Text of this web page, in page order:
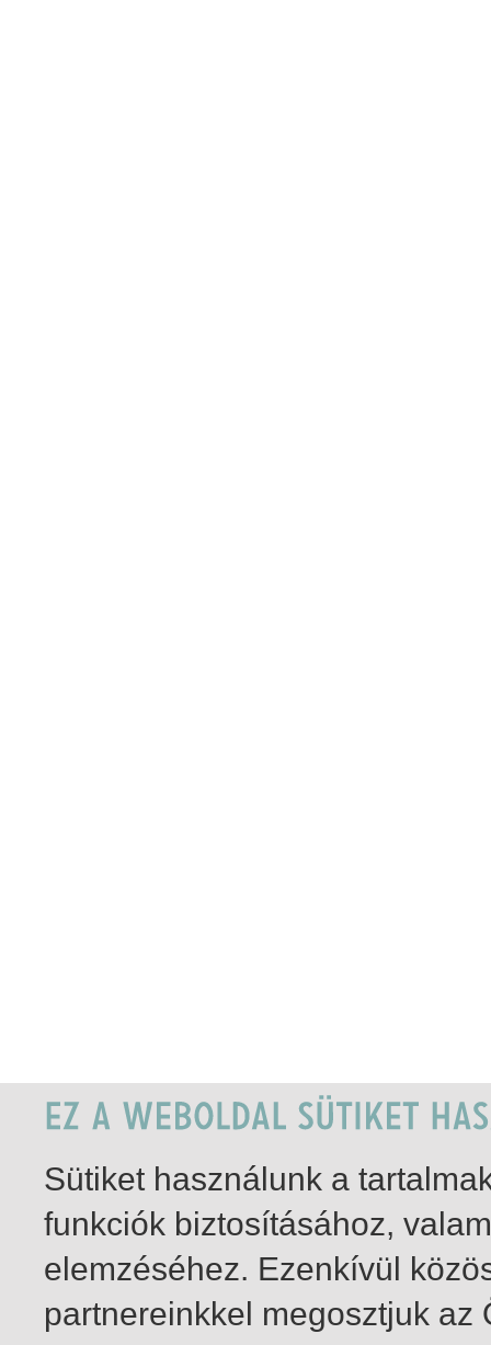
Sütiket használunk a
funkciók biztosításához,
elemzéséhez. Ezenkívül
partnereinkkel megosztjuk